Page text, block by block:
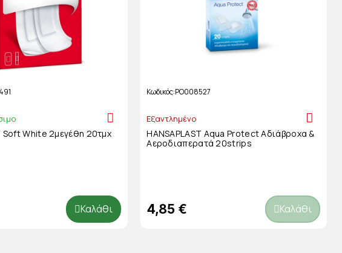
Soft White 2μεγέθη 20τμχ
Καλάθι
Κωδικός PO008527
Εξαντλημένο
HANSAPLAST Aqua Protect Αδιάβροχα &
Αεροδιαπερατά 20strips
4,85 € Καλάθι